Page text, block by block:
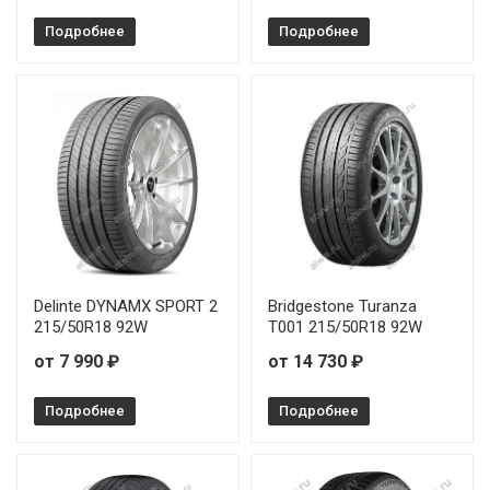
Dynamo Hiscend-H MSU01 265/45R21 108Y
Dynamo Hiscend-H MSU01 285/40R21 109Y
Dynamo Hiscend-H MSU01 305/40R22 114W
Подробнее Подробнее
Delinte DYNAMX SPORT 2
215/50R18 92W
от 7 990 ₽
Подробнее
Bridgestone Turanza
T001 215/50R18 92W
от 14 730 ₽
Подробнее